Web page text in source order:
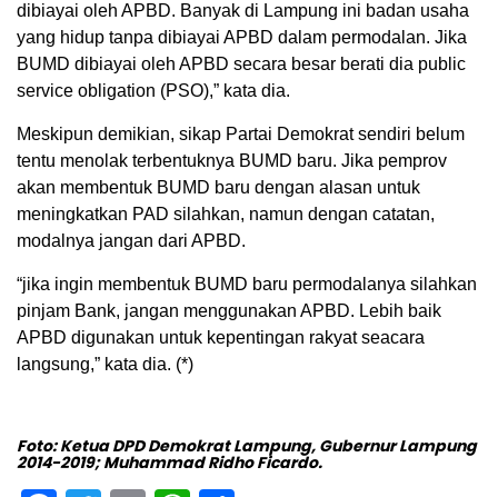
dibiayai oleh APBD. Banyak di Lampung ini badan usaha
yang hidup tanpa dibiayai APBD dalam permodalan. Jika
BUMD dibiayai oleh APBD secara besar berati dia public
service obligation (PSO),” kata dia.
Meskipun demikian, sikap Partai Demokrat sendiri belum
tentu menolak terbentuknya BUMD baru. Jika pemprov
akan membentuk BUMD baru dengan alasan untuk
meningkatkan PAD silahkan, namun dengan catatan,
modalnya jangan dari APBD.
“jika ingin membentuk BUMD baru permodalanya silahkan
pinjam Bank, jangan menggunakan APBD. Lebih baik
APBD digunakan untuk kepentingan rakyat seacara
langsung,” kata dia. (*)
Foto: Ketua DPD Demokrat Lampung, Gubernur Lampung
2014-2019; Muhammad Ridho Ficardo.